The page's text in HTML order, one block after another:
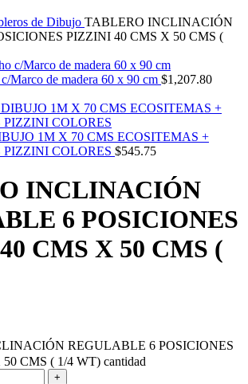
de Dibujo TABLERO INCLINACIÓN
PIZZINI 40 CMS X 50 CMS (
Marco de madera 60 x 90 cm $1,207.80
1M X 70 CMS ECOSITEMAS +
PIZZINI COLORES $545.75
INCLINACIÓN
6 POSICIONES
CMS X 50 CMS (
REGULABLE 6 POSICIONES
CMS ( 1/4 WT) cantidad